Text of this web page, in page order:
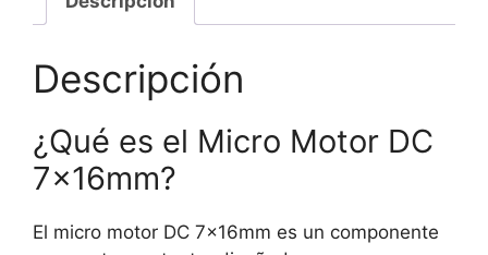
7x16mm
Descripción
¿Qué es el Micro Motor DC
7x16mm?
El micro motor DC 7x16mm es un componente